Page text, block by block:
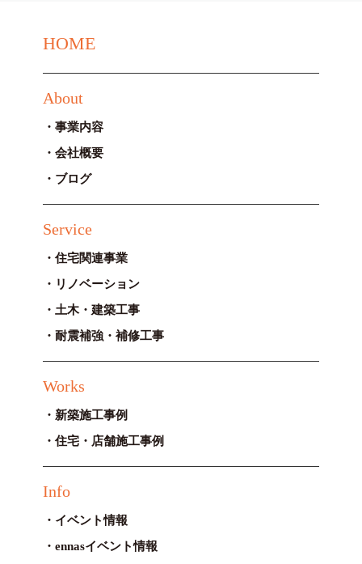
HOME
About
事業内容
会社概要
ブログ
Service
住宅関連事業
リノベーション
土木・建築工事
耐震補強・補修工事
Works
新築施工事例
住宅・店舗施工事例
Info
イベント情報
ennasイベント情報